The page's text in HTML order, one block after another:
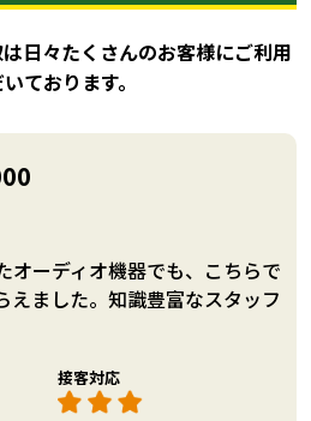
日々たくさんのお客様にご利用
ております。
オーディオ機器でも、こちらで
えました。知識豊富なスタッフ
接客対応